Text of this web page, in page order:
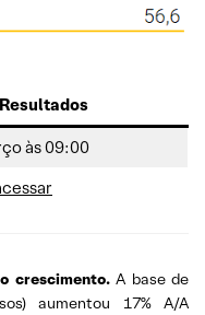
às 09:00
crescimento.A base de
aumentou 17% A/A